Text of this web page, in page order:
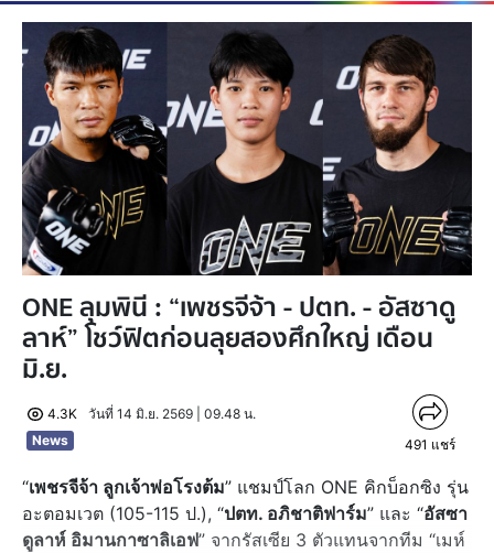
ONE ลุมพินี : “เพชรจีจ้า - ปตท. - อัสซาดู
ลาห์” โชว์ฟิตก่อนลุยสองศึกใหญ่ เดือน
มิ.ย.
4.3K
วันที่ 14 มิ.ย. 2569 | 09.48 น.
News
491 แชร์
“เพชรจีจ้า ลูกเจ้าพ่อโรงต้ม” แชมป์โลก ONE คิกบ็อกซิง รุ่น
อะตอมเวต (105-115 ป.), “ปตท. อภิชาติฟาร์ม” และ “อัสซา
ดูลาห์ อิมานกาซาลิเอฟ” จากรัสเซีย 3 ตัวแทนจากทีม “เมห์